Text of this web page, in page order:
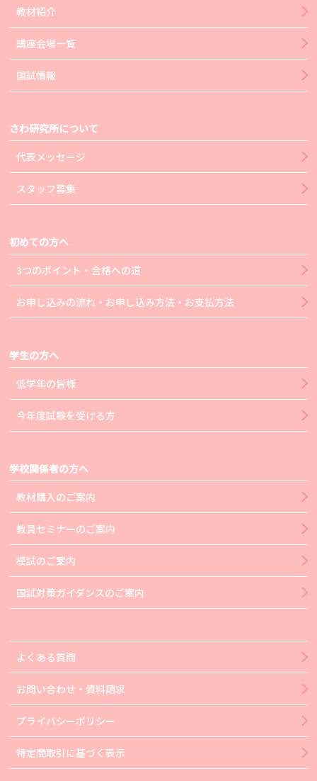
教材紹介
講座会場一覧
国試情報
さわ研究所について
代表メッセージ
スタッフ募集
初めての方へ
3つのポイント・合格への道
お申し込みの流れ・お申し込み方法・お支払方法
学生の方へ
低学年の皆様
今年度試験を受ける方
学校関係者の方へ
教材購入のご案内
教員セミナーのご案内
模試のご案内
国試対策ガイダンスのご案内
よくある質問
お問い合わせ・資料請求
プライバシーポリシー
特定商取引に基づく表示